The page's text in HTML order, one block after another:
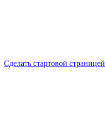
Сделать стартовой страницей